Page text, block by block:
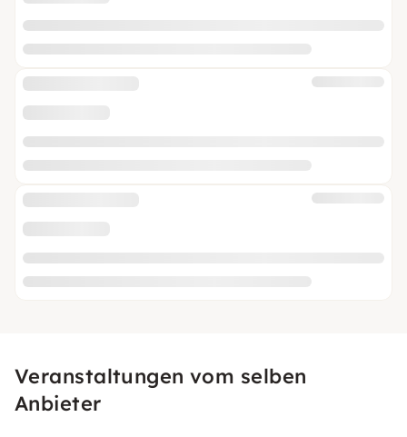
Veranstaltungen vom selben
Anbieter